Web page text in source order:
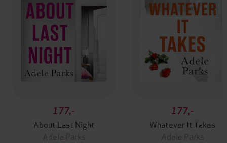
177,-
About Last Night
Adele Parks
177,-
Whatever It Takes
Adele Parks